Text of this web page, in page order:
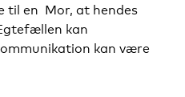
til en Mor, at hendes
kan
kan være